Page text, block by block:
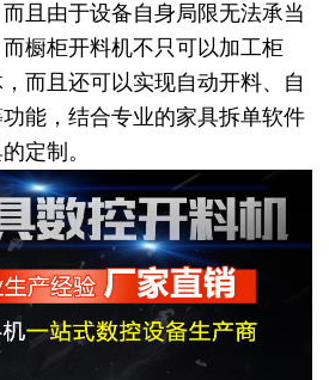
且由于设备自身局限无法承当
橱柜开料机不只可以加工柜
而且还可以实现自动开料、自
能，结合专业的家具拆单软件
定制。